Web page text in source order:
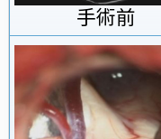
手術前